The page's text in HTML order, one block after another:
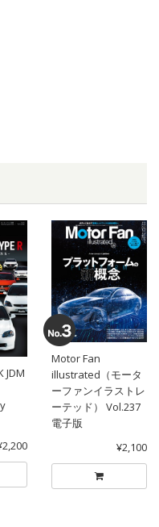
JDM
Motor Fan
illustrated（モータ
ーファンイラストレ
ーテッド） Vol.237
電子版
¥2,100